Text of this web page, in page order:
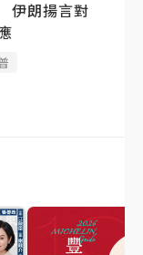
伊朗揚言對